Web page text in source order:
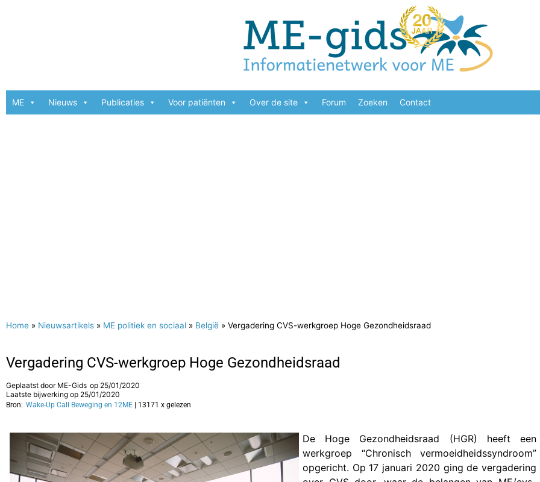
ME Nieuws Publicaties Voor patiënten Over de site Forum Zoeken Contact
Home » Nieuwsartikels » ME politiek en sociaal » België » Vergadering CVS-werkgroep Hoge Gezondheidsraad
Vergadering CVS-werkgroep Hoge Gezondheidsraad
Geplaatst door ME-Gids op 25/01/2020
Laatste bijwerking op 25/01/2020
Bron: Wake-Up Call Beweging en 12ME | 13171 x gelezen
De Hoge Gezondheidsraad (HGR) heeft een
werkgroep “Chronisch vermoeidheidssyndroom”
opgericht. Op 17 januari 2020 ging de vergadering